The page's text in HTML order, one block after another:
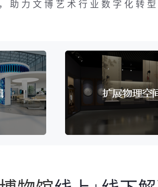
助力文博艺术行业数字化转型